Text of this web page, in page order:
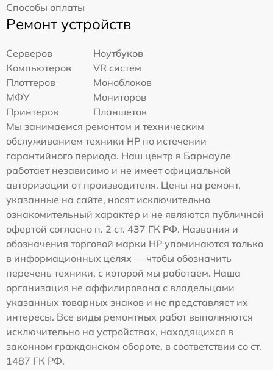
Способы оплаты
Ремонт устройств
Серверов
Ноутбуков
Компьютеров
VR систем
Плоттеров
Моноблоков
МФУ
Мониторов
Принтеров
Планшетов
Мы занимаемся ремонтом и техническим
обслуживанием техники HP по истечении
гарантийного периода. Наш центр в Барнауле
работает независимо и не имеет официальной
авторизации от производителя. Цены на ремонт,
указанные на сайте, носят исключительно
ознакомительный характер и не являются публичной
офертой согласно п. 2 ст. 437 ГК РФ. Названия и
обозначения торговой марки HP упоминаются только
в информационных целях — чтобы обозначить
перечень техники, с которой мы работаем. Наша
организация не аффилирована с владельцами
указанных товарных знаков и не представляет их
интересы. Все виды ремонтных работ выполняются
исключительно на устройствах, находящихся в
законном гражданском обороте, в соответствии со ст.
1487 ГК РФ.